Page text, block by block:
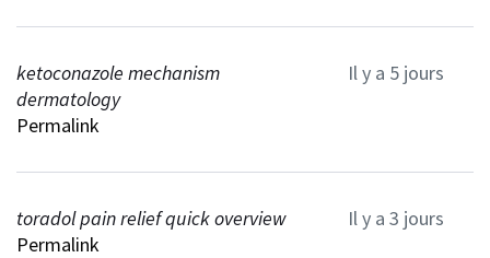
ketoconazole mechanism
dermatology
Il y a 5 jours
Permalink
toradol pain relief quick overview
Il y a 3 jours
Permalink